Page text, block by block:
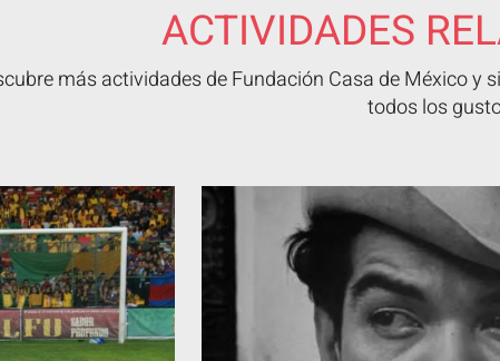
ACTIVIDADES
más actividades de Fundación Casa de México y
todos los